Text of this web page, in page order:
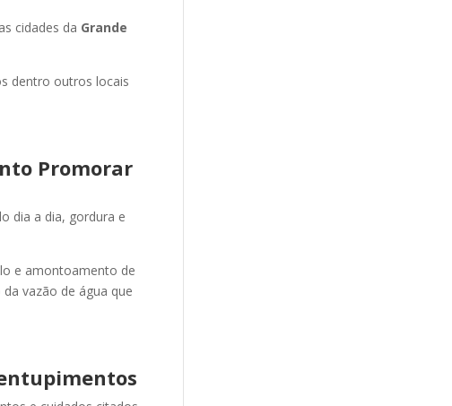
cidades da Grande
dentro outros locais
Promorar
dia a dia, gordura e
e amontoamento de
vazão de água que